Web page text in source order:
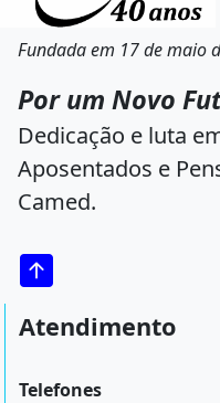
Fundada em 17 de maio
Por um Novo
Dedicação e luta
Aposentados e
Camed.
Atendimento
Telefones